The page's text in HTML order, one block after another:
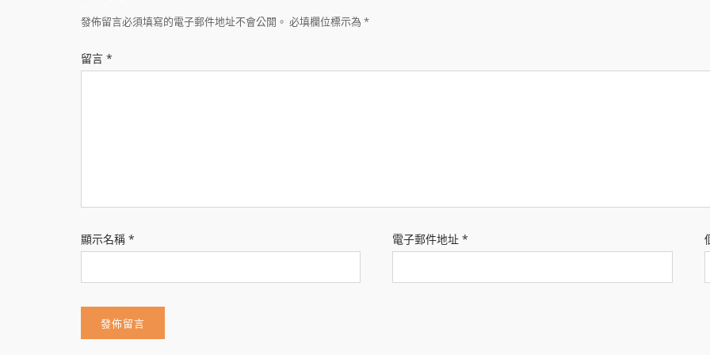
發佈留言必須填寫的電子郵件地址不會公開。 必填欄位標示為 *
留言 *
顯示名稱 * 電子郵件地址*